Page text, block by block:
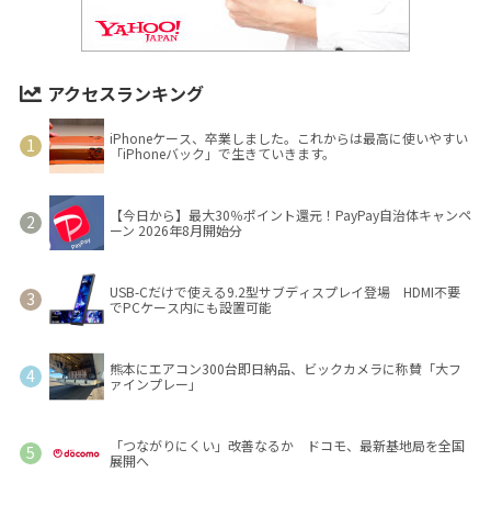
アクセスランキング
iPhoneケース、卒業しました。これからは最高に使いやすい
「iPhoneバック」で生きていきます。
【今日から】最大30％ポイント還元！PayPay自治体キャンペ
ーン 2026年8月開始分
USB-Cだけで使える9.2型サブディスプレイ登場 HDMI不要
でPCケース内にも設置可能
熊本にエアコン300台即日納品、ビックカメラに称賛「大フ
ァインプレー」
「つながりにくい」改善なるか ドコモ、最新基地局を全国
展開へ